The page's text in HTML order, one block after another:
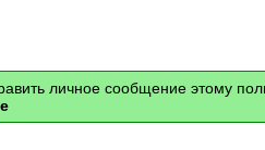
личное сообщение этому